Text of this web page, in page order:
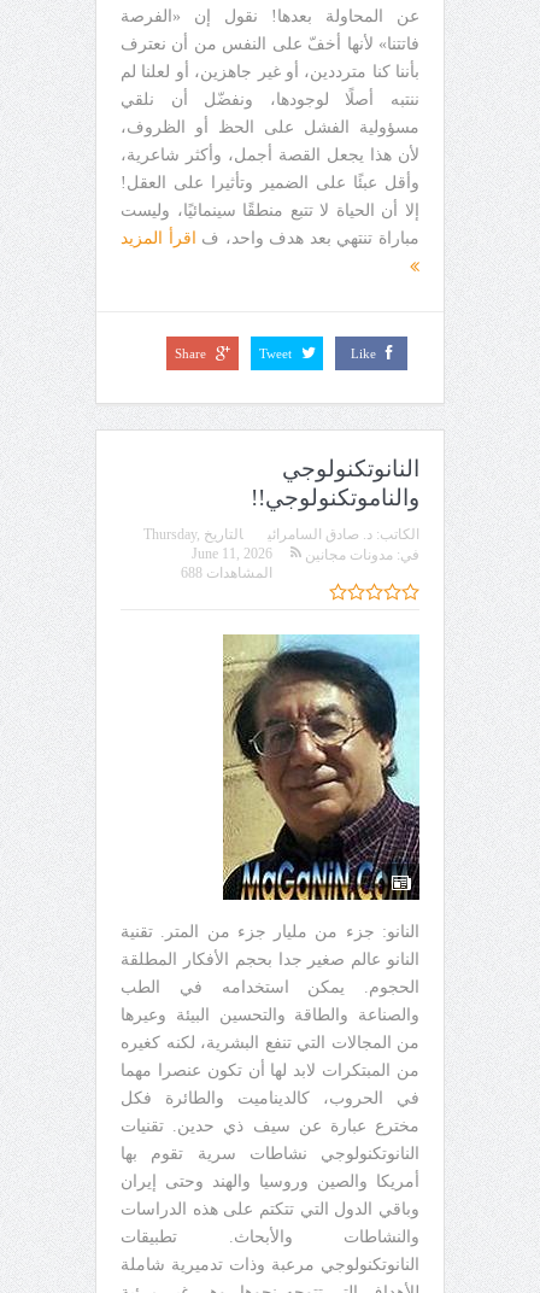
عن المحاولة بعدها! نقول إن «الفرصة
فاتتنا» لأنها أخفّ على النفس من أن نعترف
بأننا كنا مترددين، أو غير جاهزين، أو لعلنا لم
ننتبه أصلًا لوجودها، ونفضّل أن نلقي
مسؤولية الفشل على الحظ أو الظروف،
لأن هذا يجعل القصة أجمل، وأكثر شاعرية،
وأقل عبئًا على الضمير وتأثيرا على العقل!
إلا أن الحياة لا تتبع منطقًا سينمائيًا، وليست
مباراة تنتهي بعد هدف واحد، ف
اقرأ المزيد
Like
Tweet
Share
النانوتكنولوجي
والناموتكنولوجي!!
الكاتب: د. صادق السامرائي التاريخ Thursday,
June 11, 2026
في: مدونات مجانين
المشاهدات 688
النانو: جزء من مليار جزء من المتر. تقنية
النانو عالم صغير جدا بحجم الأفكار المطلقة
الحجوم. يمكن استخدامه في الطب
والصناعة والطاقة والتحسين البيئة وعيرها
من المجالات التي تنفع البشرية، لكنه كغيره
من المبتكرات لابد لها أن تكون عنصرا مهما
في الحروب، كالديناميت والطائرة فكل
مخترع عبارة عن سيف ذي حدين. تقنيات
النانوتكنولوجي نشاطات سرية تقوم بها
أمريكا والصين وروسيا والهند وحتى إيران
وباقي الدول التي تتكتم على هذه الدراسات
والنشاطات والأبحاث. تطبيقات
النانوتكنولوجي مرعبة وذات تدميرية شاملة